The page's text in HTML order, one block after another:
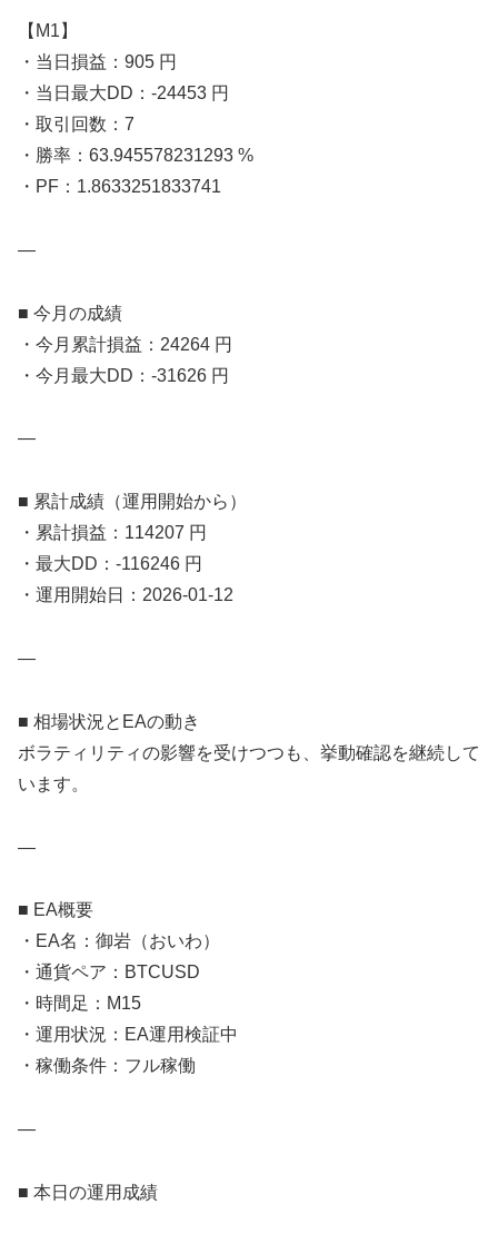
【M1】
・当日損益：905 円
・当日最大DD：-24453 円
・取引回数：7
・勝率：63.945578231293 %
・PF：1.8633251833741
—
■ 今月の成績
・今月累計損益：24264 円
・今月最大DD：-31626 円
—
■ 累計成績（運用開始から）
・累計損益：114207 円
・最大DD：-116246 円
・運用開始日：2026-01-12
—
■ 相場状況とEAの動き
ボラティリティの影響を受けつつも、挙動確認を継続して
います。
—
■ EA概要
・EA名：御岩（おいわ）
・通貨ペア：BTCUSD
・時間足：M15
・運用状況：EA運用検証中
・稼働条件：フル稼働
—
■ 本日の運用成績